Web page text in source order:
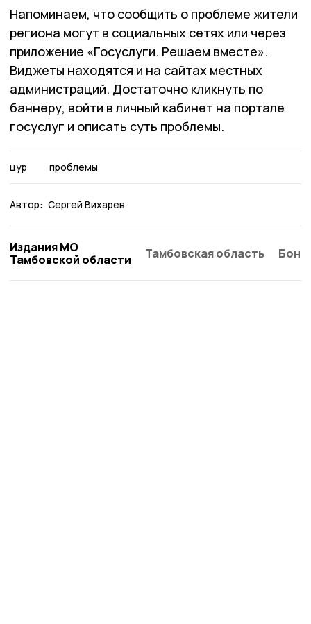
Напоминаем, что сообщить о проблеме жители
региона могут в социальных сетях или через
приложение «Госуслуги. Решаем вместе».
Виджеты находятся и на сайтах местных
администраций. Достаточно кликнуть по
баннеру, войти в личный кабинет на портале
госуслуг и описать суть проблемы.
цур проблемы
Автор: Сергей Вихарев
Издания МО
Тамбовской области
Тамбовская область